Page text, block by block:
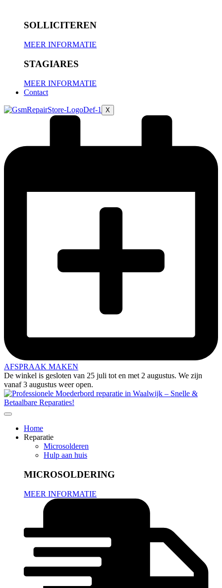
SOLLICITEREN
MEER INFORMATIE
STAGIARES
MEER INFORMATIE
Contact
X
AFSPRAAK MAKEN
De winkel is gesloten van 25 juli tot en met 2 augustus. We zijn
vanaf 3 augustus weer open.
Home
Reparatie
Microsolderen
Hulp aan huis
MICROSOLDERING
MEER INFORMATIE